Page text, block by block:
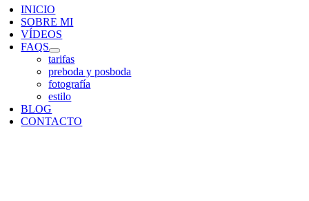
INICIO
SOBRE MI
VÍDEOS
FAQS
tarifas
preboda y posboda
fotografía
estilo
BLOG
CONTACTO